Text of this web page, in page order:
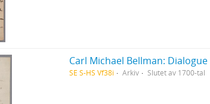
Carl Michael Bellman:
SE S-HS Vf38i Arkiv Slutet av 1700-tal